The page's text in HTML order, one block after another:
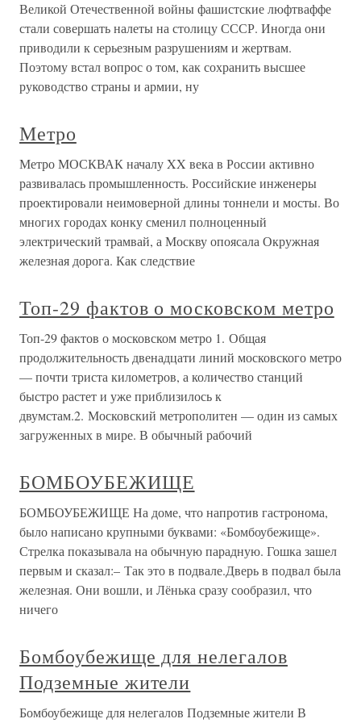
Великой Отечественной войны фашистские люфтваффе
стали совершать налеты на столицу СССР. Иногда они
приводили к серьезным разрушениям и жертвам.
Поэтому встал вопрос о том, как сохранить высшее
руководство страны и армии, ну
Метро
Метро МОСКВАК началу XX века в России активно
развивалась промышленность. Российские инженеры
проектировали неимоверной длины тоннели и мосты. Во
многих городах конку сменил полноценный
электрический трамвай, а Москву опоясала Окружная
железная дорога. Как следствие
Топ-29 фактов о московском метро
Топ-29 фактов о московском метро 1. Общая
продолжительность двенадцати линий московского метро
— почти триста километров, а количество станций
быстро растет и уже приблизилось к
двумстам.2. Московский метрополитен — один из самых
загруженных в мире. В обычный рабочий
БОМБОУБЕЖИЩЕ
БОМБОУБЕЖИЩЕ На доме, что напротив гастронома,
было написано крупными буквами: «Бомбоубежище».
Стрелка показывала на обычную парадную. Гошка зашел
первым и сказал:– Так это в подвале.Дверь в подвал была
железная. Они вошли, и Лёнька сразу сообразил, что
ничего
Бомбоубежище для нелегалов
Подземные жители
Бомбоубежище для нелегалов Подземные жители В